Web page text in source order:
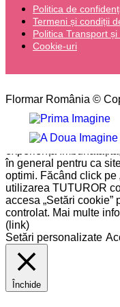
Politica de
Termeni și condiții
Politica Transport și
Cookie-uri
Flormar România ©
Please type the word
Pe site-ul nostru
experiență
în general pentru ca
optimi. Făcând click pe
utilizarea TUTUROR
accesa „Setări cookie”
controlat. Mai multe
(link)
Setări personalizate
Închide